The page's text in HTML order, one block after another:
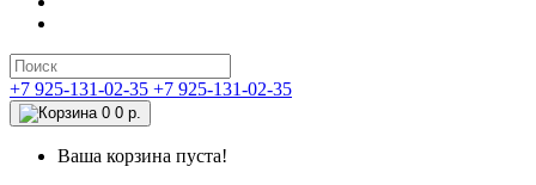
+7 925-131-02-35 +7 925-131-02-35
0 0 р.
Ваша корзина пуста!